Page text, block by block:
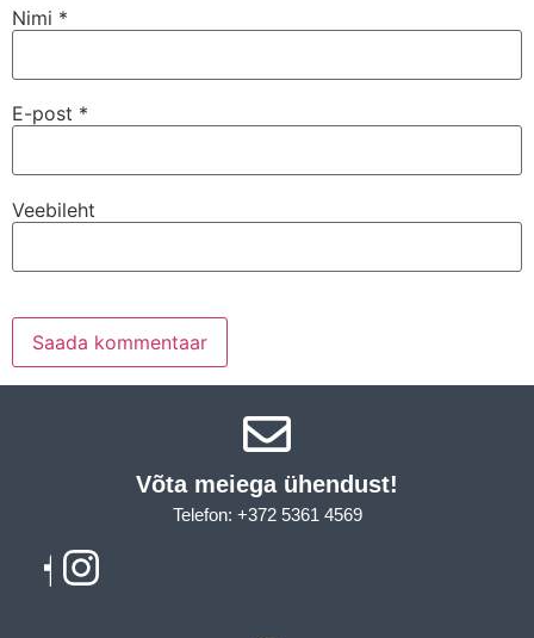
Nimi *
E-post *
Veebileht
Võta meiega ühendust!​
Telefon: +372 5361 4569